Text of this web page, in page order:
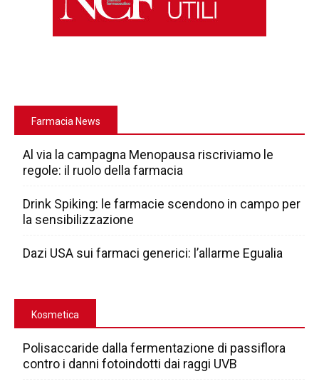
Farmacia News
Al via la campagna Menopausa riscriviamo le
regole: il ruolo della farmacia
Drink Spiking: le farmacie scendono in campo per
la sensibilizzazione
Dazi USA sui farmaci generici: l’allarme Egualia
Kosmetica
Polisaccaride dalla fermentazione di passiflora
contro i danni fotoindotti dai raggi UVB